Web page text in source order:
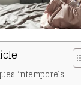
intemporels